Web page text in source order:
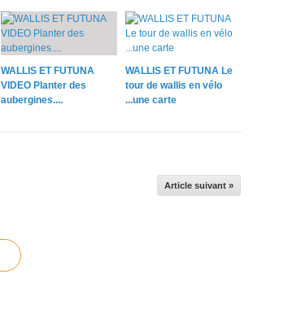
WALLIS ET FUTUNA
VIDEO Planter des
aubergines....
WALLIS ET FUTUNA Le
tour de wallis en vélo
...une carte
Article suivant »